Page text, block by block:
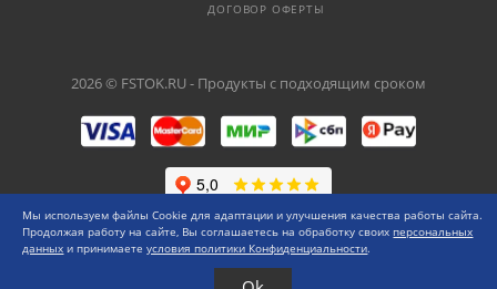
ДОГОВОР ОФЕРТЫ
2026 © FSTOK.RU - Продукты с подходящим сроком
Мы используем файлы Cookie для адаптации и улучшения качества работы сайта.
Продолжая работу на сайте, Вы соглашаетесь на обработку своихперсональных
данных и принимаетеусловия политики Конфиденциальности.